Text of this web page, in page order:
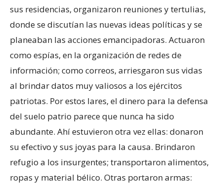
sus residencias, organizaron reuniones y tertulias,
donde se discutían las nuevas ideas políticas y se
planeaban las acciones emancipadoras. Actuaron
como espías, en la organización de redes de
información; como correos, arriesgaron sus vidas
al brindar datos muy valiosos a los ejércitos
patriotas. Por estos lares, el dinero para la defensa
del suelo patrio parece que nunca ha sido
abundante. Ahí estuvieron otra vez ellas: donaron
su efectivo y sus joyas para la causa. Brindaron
refugio a los insurgentes; transportaron alimentos,
ropas y material bélico. Otras portaron armas: